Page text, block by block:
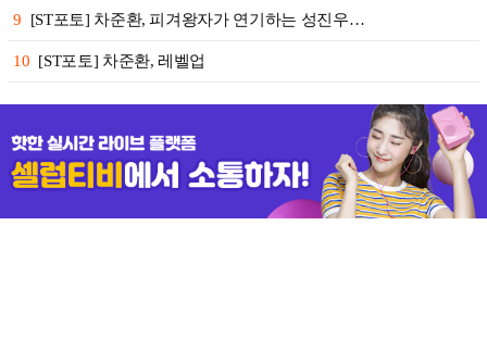
9 [ST포토] 차준환, 피겨왕자가 연기하는 성진우…
10 [ST포토] 차준환, 레벨업